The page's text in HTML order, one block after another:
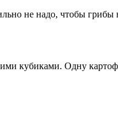
не надо, чтобы грибы
кубиками. Одну